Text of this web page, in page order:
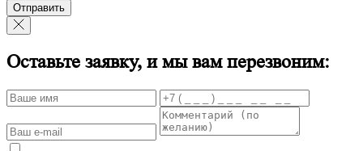
Отправить
Оставьте заявку, и мы вам перезвоним: